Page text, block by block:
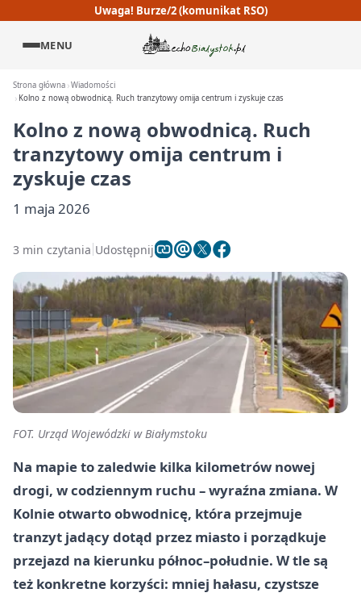
Uwaga! Burze/2 (komunikat RSO)
MENU
Strona główna Wiadomości
Kolno z nową obwodnicą. Ruch tranzytowy omija centrum i zyskuje czas
Kolno z nową obwodnicą. Ruch
tranzytowy omija centrum i
zyskuje czas
1 maja 2026
3 min czytania Udostępnij
FOT. Urząd Wojewódzki w Białymstoku
Na mapie to zaledwie kilka kilometrów nowej
drogi, w codziennym ruchu – wyraźna zmiana. W
Kolnie otwarto obwodnicę, która przejmuje
tranzyt jadący dotąd przez miasto i porządkuje
przejazd na kierunku północ–południe. W tle są
też konkretne korzyści: mniej hałasu, czystsze